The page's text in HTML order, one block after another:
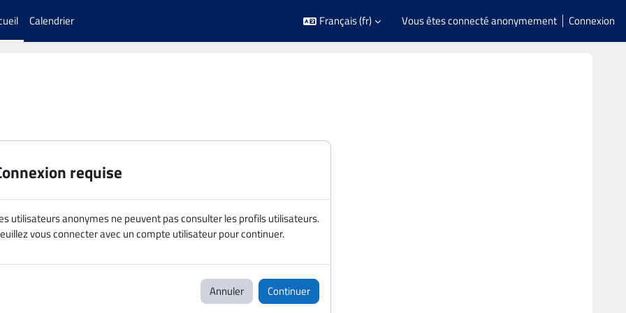
Calendrier Français ‎(fr)‎ Vous êtes connecté anonymement Connexion
requise
utilisateurs anonymes ne peuvent pas consulter les profils utilisateurs.
vous connecter avec un compte utilisateur pour continuer.
Annuler Continuer